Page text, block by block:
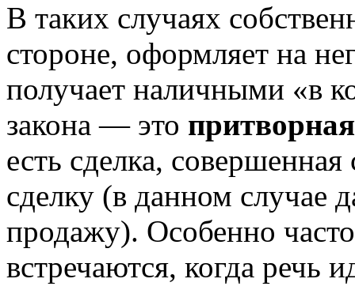
В таких случаях
стороне, оформляет на
получает наличными «в
закона — это
есть сделка,
сделку (в данном случае
продажу). Особенно
встречаются, когда речь